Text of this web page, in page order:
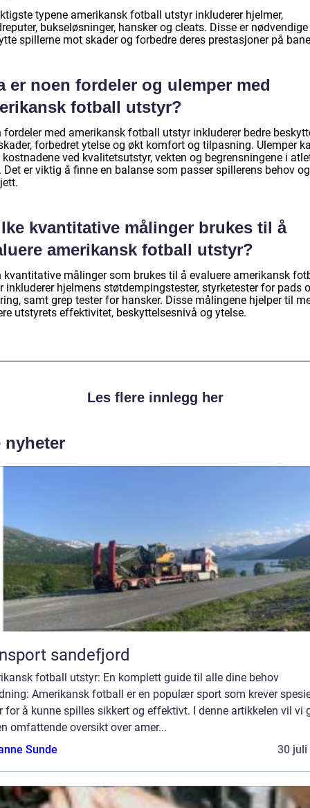
typene amerikansk fotball utstyr inkluderer hjelmer,
bukseløsninger, hansker og cleats. Disse er
spillerne mot skader og forbedre deres prestasjoner på
er noen fordeler og ulemper med
fotball utstyr?
fordeler med amerikansk fotball utstyr inkluderer bedre
forbedret ytelse og økt komfort og tilpasning. Ulemper
ved kvalitetsutstyr, vekten og begrensningene i
Det er viktig å finne en balanse som passer spillerens behov og
kvantitative målinger brukes til å
amerikansk fotball utstyr?
kvantitative målinger som brukes til å evaluere amerikansk
inkluderer hjelmens støtdempingstester, styrketester for pads
samt grep tester for hansker. Disse målingene hjelper til
utstyrets effektivitet, beskyttelsesnivå og ytelse.
Les flere innlegg her
nyheter
sandefjord
fotball utstyr: En komplett guide til alle dine behov
Amerikansk fotball er en populær sport som krever
for å kunne spilles sikkert og effektivt. I denne artikkelen vil vi
omfattende oversikt over amer...
Sunde
30 juli